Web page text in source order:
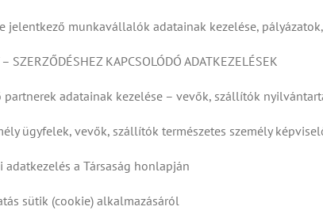
jelentkező munkavállalók adatainak kezelése,
– SZERZŐDÉSHEZ KAPCSOLÓDÓ ADATKEZELÉSEK
partnerek adatainak kezelése – vevők, szállítók
ügyfelek, vevők, szállítók természetes személy
adatkezelés a Társaság honlapján
sütik (cookie) alkalmazásáról